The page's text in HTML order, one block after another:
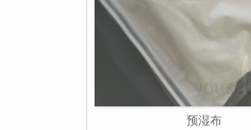
预湿布